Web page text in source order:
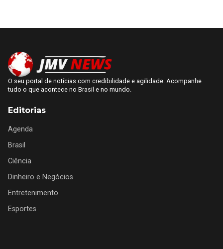
O seu portal de notícias com credibilidade e agilidade. Acompanhe
tudo o que acontece no Brasil e no mundo.
Editorias
Agenda
Brasil
Ciência
Dinheiro e Negócios
Entretenimento
Esportes